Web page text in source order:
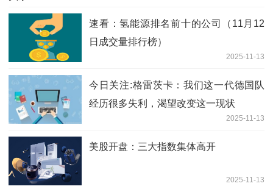
速看：氢能源排名前十的公司（11月12
日成交量排行榜）
2025-11-13
今日关注:格雷茨卡：我们这一代德国队
经历很多失利，渴望改变这一现状
2025-11-13
美股开盘：三大指数集体高开
2025-11-13